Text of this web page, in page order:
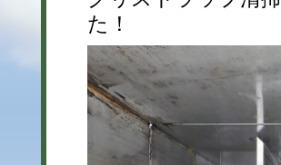
た！